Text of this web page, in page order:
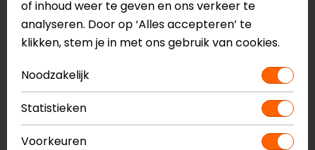
Integraalhelm
LEXAN™ high-impact polycarbonaat
buitenschaal
Geïntegreerde LED-verlichting
ECE 22.06
Vizier met gepatenteerd systeem voor snelle en
gereedschapsloze extractie
of inhoud weer te geven en ons verkeer te
analyseren. Door op ‘Alles accepteren’ te
klikken, stem je in met ons gebruik van cookies.
Noodzakelijk
Statistieken
Voorkeuren